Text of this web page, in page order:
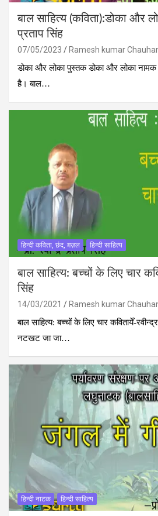
बाल साहित्य (कविता):डोका और
प्रताप सिंह
07/05/2023
Ramesh kumar
डोका और लोका पुस्तक डोका और लोका नामक
है। बाल…
हिन्दी कविता, छंद, ग़ज़ल हिन्दी साहित्य
बाल साहित्य: बच्चों के लिए चार
सिंह
14/03/2021 Ramesh kumar
बाल साहित्य: बच्चों के लिए चार कवितायेँ-
नटखट जा जा…
हिन्‍दी नाटक हिन्दी साहित्य